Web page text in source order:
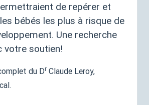
de repérer et
bébés les plus à risque de
Une recherche
votre soutien!
du Dr Claude Leroy,